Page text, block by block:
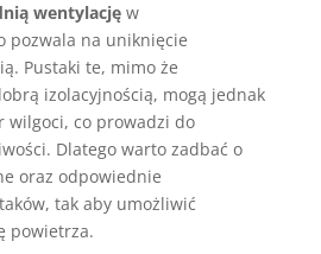
wentylacjęw
pozwala na uniknięcie
Pustaki te, mimo że
izolacyjnością, mogą jednak
wilgoci, co prowadzi do
Dlatego warto zadbać o
oraz odpowiednie
tak aby umożliwić
powietrza.